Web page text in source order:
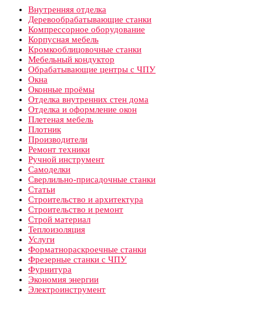
Внутренняя отделка
Деревообрабатывающие станки
Компрессорное оборудование
Корпусная мебель
Кромкооблицовочные станки
Мебельный кондуктор
Обрабатывающие центры с ЧПУ
Окна
Оконные проёмы
Отделка внутренних стен дома
Отделка и оформление окон
Плетеная мебель
Плотник
Производители
Ремонт техники
Ручной инструмент
Самоделки
Сверлильно-присадочные станки
Статьи
Строительство и архитектура
Строительство и ремонт
Строй материал
Теплоизоляция
Услуги
Форматнораскроечные станки
Фрезерные станки с ЧПУ
Фурнитура
Экономия энергии
Электроинструмент